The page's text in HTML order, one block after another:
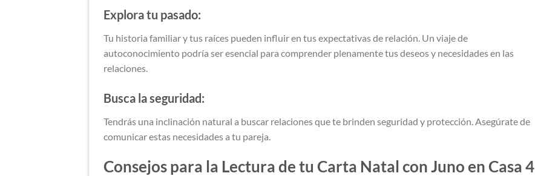
Explora tu pasado:
Tu historia familiar y tus raíces pueden influir en tus expectativas de relación. Un viaje de
autoconocimiento podría ser esencial para comprender plenamente tus deseos y necesidades en las
relaciones.
Busca la seguridad:
Tendrás una inclinación natural a buscar relaciones que te brinden seguridad y protección. Asegúrate de
comunicar estas necesidades a tu pareja.
Consejos para la Lectura de tu Carta Natal con Juno en Casa 4